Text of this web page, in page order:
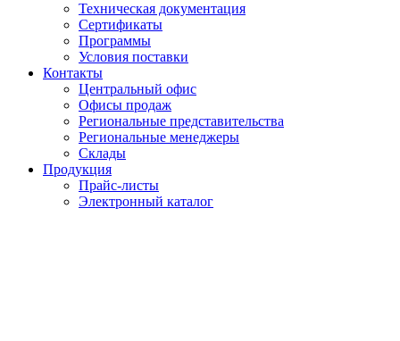
Техническая документация
Сертификаты
Программы
Условия поставки
Контакты
Центральный офис
Офисы продаж
Региональные представительства
Региональные менеджеры
Склады
Продукция
Прайс-листы
Электронный каталог